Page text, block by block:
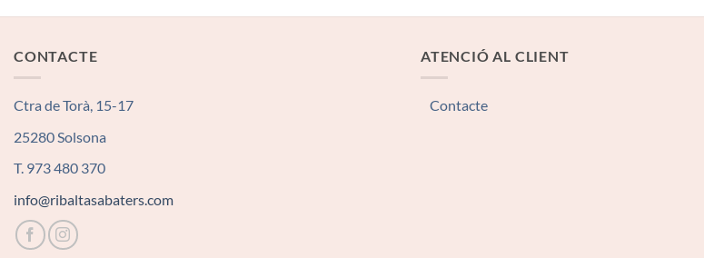
CONTACTE
Ctra de Torà, 15-17
25280 Solsona
T. 973 480 370
info@ribaltasabaters.com
ATENCIÓ AL CLIENT
Contacte